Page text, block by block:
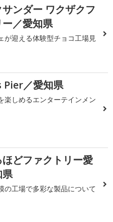
ンダー ワクザクフ
ー／愛知県
が迎える体験型チョコ工場見
／愛知県
楽しめるエンターテインメン
どファクトリー愛
県
の工場で多彩な製品について